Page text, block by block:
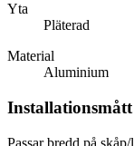
Yta
Pläterad
Material
Aluminium
Installationsmått
Passar bredd på